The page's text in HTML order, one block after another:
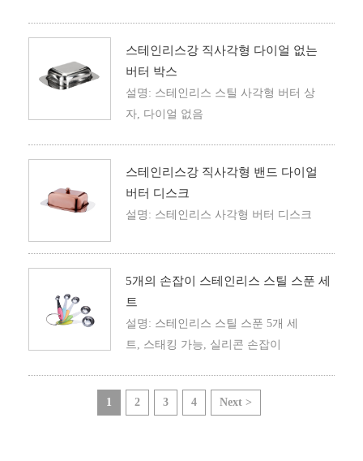
스테인리스강 직사각형 다이얼 없는
버터 박스
설명: 스테인리스 스틸 사각형 버터 상
자, 다이얼 없음
스테인리스강 직사각형 밴드 다이얼
버터 디스크
설명: 스테인리스 사각형 버터 디스크
5개의 손잡이 스테인리스 스틸 스푼 세
트
설명: 스테인리스 스틸 스푼 5개 세
트, 스태킹 가능, 실리콘 손잡이
1 2 3 4 Next >